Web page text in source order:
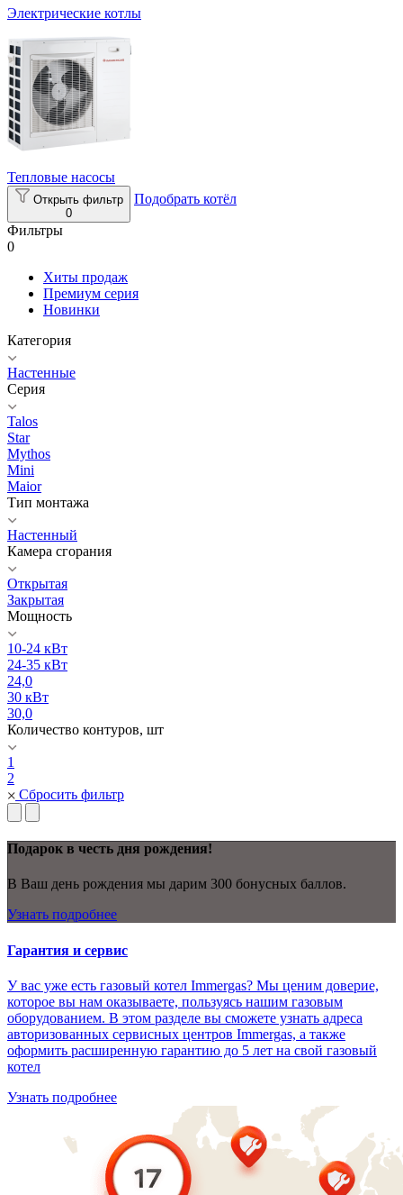
Электрические котлы
Тепловые насосы
Открыть фильтр
0
Подобрать котёл
Фильтры
0
Хиты продаж
Премиум серия
Новинки
Категория
Настенные
Серия
Talos
Star
Mythos
Mini
Maior
Тип монтажа
Настенный
Камера сгорания
Открытая
Закрытая
Мощность
10-24 кВт
24-35 кВт
24,0
30 кВт
30,0
Количество контуров, шт
1
2
Сбросить фильтр
Подарок в честь дня рождения!
В Ваш день рождения мы дарим 300 бонусных баллов.
Узнать подробнее
Гарантия и сервис
У вас уже есть газовый котел Immergas? Мы ценим доверие,
которое вы нам оказываете, пользуясь нашим газовым
оборудованием. В этом разделе вы сможете узнать адреса
авторизованных сервисных центров Immergas, а также
оформить расширенную гарантию до 5 лет на свой газовый
котел
Узнать подробнее